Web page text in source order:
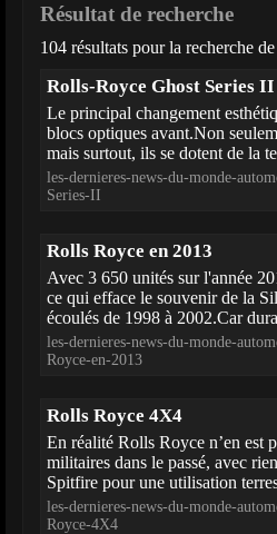
Résultat de recherche
104 résultats pour la recherche
Rolls-Royce Ghost Series II
Le principal changement
blocs optiques avant.Non
mais surtout, ils se dotent de la
les-dernieres-news-du-monde-
Series-II
Rolls Royce en 2013
Avec 3 650 unités sur l'année
ce qui efface le souvenir de la
écoulés de 1998 à 2002.Car
les-dernieres-news-du-monde-
Royce-en-2013
Rolls Royce 4X4
En réalité Rolls Royce n’en est
militaires dans le passé, avec
Spitfire pour une utilisation
les-dernieres-news-du-monde-
Royce-4X4